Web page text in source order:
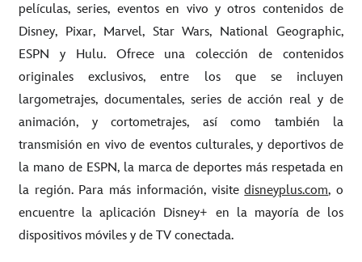
películas, series, eventos en vivo y otros contenidos de
Disney, Pixar, Marvel, Star Wars, National Geographic,
ESPN y Hulu. Ofrece una colección de contenidos
originales exclusivos, entre los que se incluyen
largometrajes, documentales, series de acción real y de
animación, y cortometrajes, así como también la
transmisión en vivo de eventos culturales, y deportivos de
la mano de ESPN, la marca de deportes más respetada en
la región. Para más información, visitedisneyplus.com, o
encuentre la aplicación Disney+ en la mayoría de los
dispositivos móviles y de TV conectada.